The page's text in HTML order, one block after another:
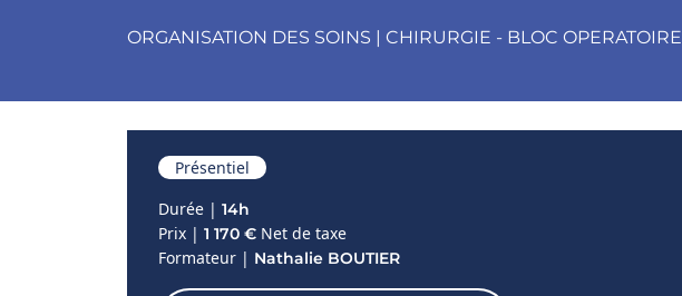
ORGANISATION DES SOINS | CHIRURGIE - BLOC OPERATOIRE
Présentiel
Durée | 14h
Prix | 1 170 € Net de taxe
Formateur | Nathalie BOUTIER